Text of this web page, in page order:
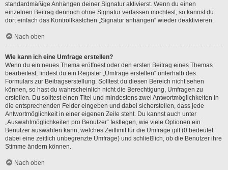
standardmäßige Anhängen deiner Signatur aktivierst. Wenn du einen
einzelnen Beitrag dennoch ohne Signatur verfassen möchtest, so kannst du
dort einfach das Kontrollkästchen „Signatur anhängen“ wieder deaktivieren.
Nach oben
Wie kann ich eine Umfrage erstellen?
Wenn du ein neues Thema eröffnest oder den ersten Beitrag eines Themas
bearbeitest, findest du ein Register „Umfrage erstellen“ unterhalb des
Formulars zur Beitragserstellung. Solltest du diesen Bereich nicht sehen
können, so hast du wahrscheinlich nicht die Berechtigung, Umfragen zu
erstellen. Du solltest einen Titel und mindestens zwei Antwortmöglichkeiten in
die entsprechenden Felder eingeben und dabei sicherstellen, dass jede
Antwortmöglichkeit in einer eigenen Zeile steht. Du kannst auch unter
„Auswahlmöglichkeiten pro Benutzer“ festlegen, wie viele Optionen ein
Benutzer auswählen kann, welches Zeitlimit für die Umfrage gilt (0 bedeutet
dabei eine zeitlich unbegrenzte Umfrage) und schließlich, ob die Benutzer ihre
Stimme ändern können.
Nach oben